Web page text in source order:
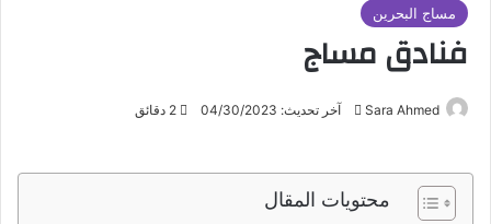
مساج البحرين
فنادق مساج
Sara Ahmed
ب
آخر تحديث: 04/30/2023
محتويات المقال